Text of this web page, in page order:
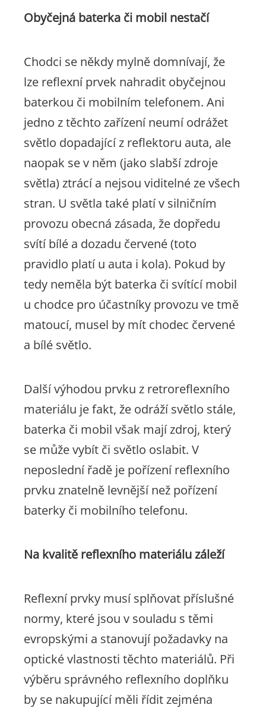
Obyčejná baterka či mobil nestačí
Chodci se někdy mylně domnívají, že
lze reflexní prvek nahradit obyčejnou
baterkou či mobilním telefonem. Ani
jedno z těchto zařízení neumí odrážet
světlo dopadající z reflektoru auta, ale
naopak se v něm (jako slabší zdroje
světla) ztrácí a nejsou viditelné ze všech
stran. U světla také platí v silničním
provozu obecná zásada, že dopředu
svítí bílé a dozadu červené (toto
pravidlo platí u auta i kola). Pokud by
tedy neměla být baterka či svítící mobil
u chodce pro účastníky provozu ve tmě
matoucí, musel by mít chodec červené
a bílé světlo.
Další výhodou prvku z retroreflexního
materiálu je fakt, že odráží světlo stále,
baterka či mobil však mají zdroj, který
se může vybít či světlo oslabit. V
neposlední řadě je pořízení reflexního
prvku znatelně levnější než pořízení
baterky či mobilního telefonu.
Na kvalitě reflexního materiálu záleží
Reflexní prvky musí splňovat příslušné
normy, které jsou v souladu s těmi
evropskými a stanovují požadavky na
optické vlastnosti těchto materiálů. Při
výběru správného reflexního doplňku
by se nakupující měli řídit zejména